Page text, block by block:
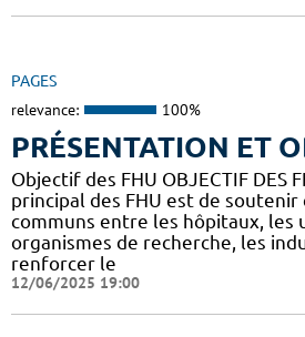
PAGES
relevance: 100%
PRÉSENTATION ET
Objectif des FHU OBJECTIF DES
principal des FHU est de soutenir
communs entre les hôpitaux, les
organismes de recherche, les
renforcer le
12/06/2025 19:00